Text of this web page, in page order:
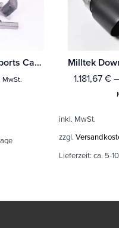
Milltek Hi-Flow Sports Cat und Downpipe Audi A1 40TFSI 5-Türer 2.0 (200PS) mit OPF/GPF
MwSt.
1.181,67 €–
inkl. MwSt.
zzgl.
Lieferzeit: ca. 5-